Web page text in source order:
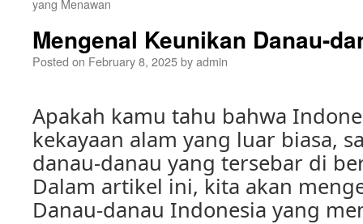
yang Menawan
Mengenal Keunikan Danau-
Posted on February 8, 2025byadmin
Apakah kamu tahu bahwa
kekayaan alam yang luar biasa,
danau-danau yang tersebar di
Dalam artikel ini, kita akan
Danau-danau Indonesia yang